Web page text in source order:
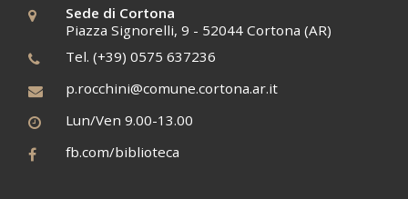
Sede di Cortona
Piazza Signorelli, 9 - 52044 Cortona (AR)
Tel. (+39) 0575 637236
p.rocchini@comune.cortona.ar.it
Lun/Ven 9.00-13.00
fb.com/biblioteca